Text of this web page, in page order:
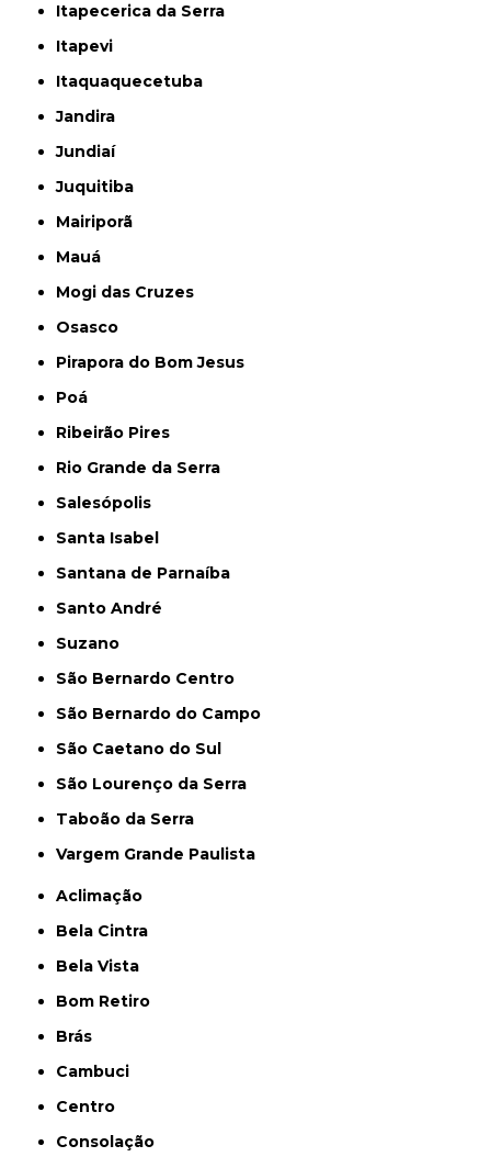
Itapecerica da Serra
Itapevi
Itaquaquecetuba
Jandira
Jundiaí
Juquitiba
Mairiporã
Mauá
Mogi das Cruzes
Osasco
Pirapora do Bom Jesus
Poá
Ribeirão Pires
Rio Grande da Serra
Salesópolis
Santa Isabel
Santana de Parnaíba
Santo André
Suzano
São Bernardo Centro
São Bernardo do Campo
São Caetano do Sul
São Lourenço da Serra
Taboão da Serra
Vargem Grande Paulista
Aclimação
Bela Cintra
Bela Vista
Bom Retiro
Brás
Cambuci
Centro
Consolação